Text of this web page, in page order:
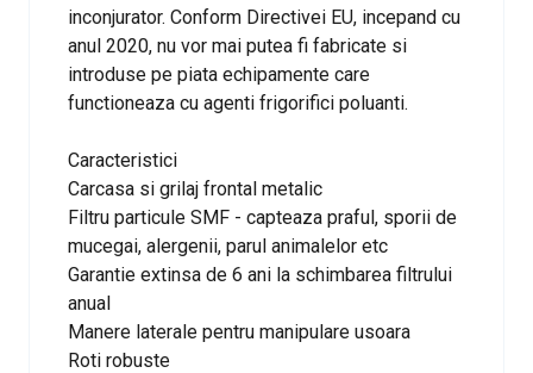
inconjurator. Conform Directivei EU, incepand cu
anul 2020, nu vor mai putea fi fabricate si
introduse pe piata echipamente care
functioneaza cu agenti frigorifici poluanti.
Caracteristici
Carcasa si grilaj frontal metalic
Filtru particule SMF - capteaza praful, sporii de
mucegai, alergenii, parul animalelor etc
Garantie extinsa de 6 ani la schimbarea filtrului
anual
Manere laterale pentru manipulare usoara
Roti robuste